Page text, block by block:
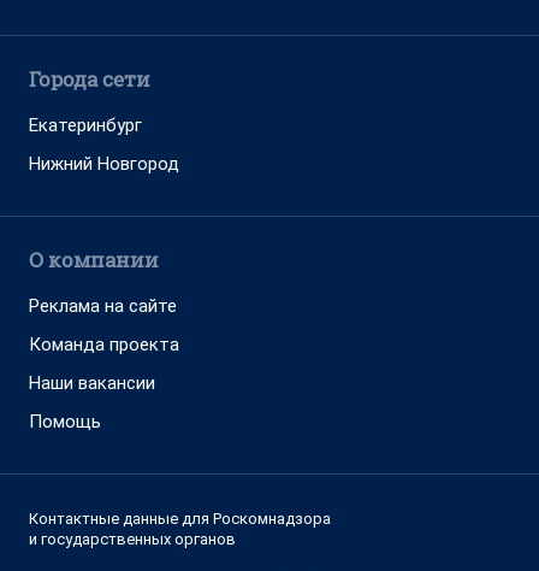
Города сети
Екатеринбург
Нижний Новгород
О компании
Реклама на сайте
Команда проекта
Наши вакансии
Помощь
Контактные данные для Роскомнадзора
и государственных органов